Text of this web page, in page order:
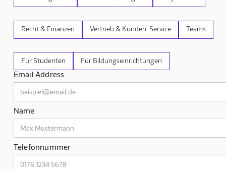
Recht & Finanzen Vertrieb & Kunden-Service Teams
Für Studenten Für Bildungseinrichtungen
Email Address
Name
Telefonnummer